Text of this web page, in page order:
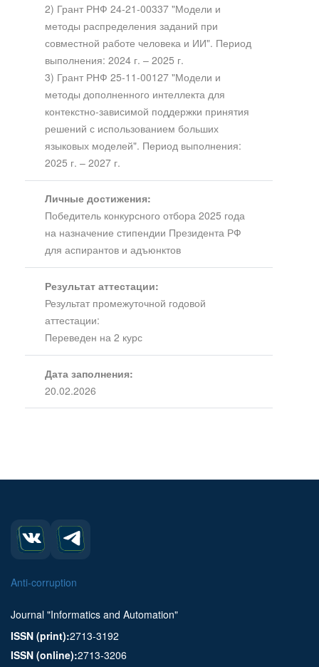
2) Грант РНФ 24-21-00337 "Модели и
методы распределения заданий при
совместной работе человека и ИИ". Период
выполнения: 2024 г. – 2025 г.
3) Грант РНФ 25-11-00127 "Модели и
методы дополненного интеллекта для
контекстно-зависимой поддержки принятия
решений с использованием больших
языковых моделей". Период выполнения:
2025 г. – 2027 г.
Личные достижения:
Победитель конкурсного отбора 2025 года
на назначение стипендии Президента РФ
для аспирантов и адъюнктов
Результат аттестации:
Результат промежуточной годовой
аттестации:
Переведен на 2 курс
Дата заполнения:
20.02.2026
Anti-corruption
Journal "Informatics and Automation"
ISSN (print):2713-3192
ISSN (online):2713-3206